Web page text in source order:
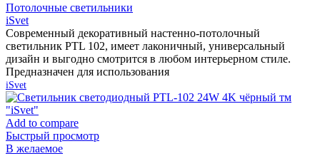
Потолочные светильники
iSvet
Современный декоративный настенно-потолочный
светильник PTL 102, имеет лаконичный, универсальный
дизайн и выгодно смотрится в любом интерьерном стиле.
Предназначен для использования
iSvet
Add to compare
Быстрый просмотр
В желаемое